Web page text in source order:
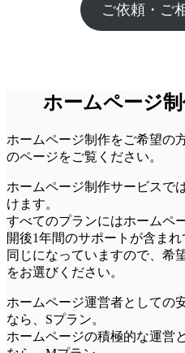
ご依頼・ご
ホームページ
ホームページ制作をご希望の方
のページをご覧ください。
ホームページ制作サービスで
けます。
すべてのプランにはホームペ
開後1年間のサポートが含ま
同じになっていますので、希
をお選びください。
ホームページ運営者としての
なら、 Sプラン。
ホームページの積極的な運営